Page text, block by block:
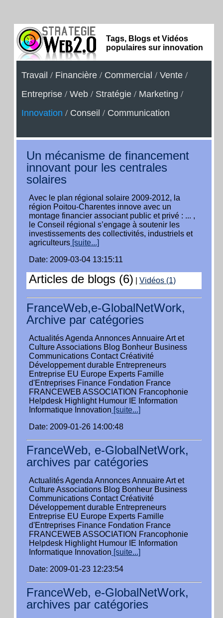
Tags, Blogs et Vidéos
populaires sur innovation
Travail / Financière / Commercial / Vente /
Entreprise / Web / Stratégie / Marketing /
Innovation / Conseil / Communication
Un mécanisme de financement
innovant pour les centrales
solaires
Avec le plan régional solaire 2009-2012, la
région Poitou-Charentes innove avec un
montage financier associant public et privé : ... ,
le Conseil régional s’engage à soutenir les
investissements des collectivités, industriels et
agriculteurs [suite...]
Date: 2009-03-04 13:15:11
Articles de blogs (6) Vidéos (1)
FranceWeb,e-GlobalNetWork,
Archive par catégories
Actualités Agenda Annonces Annuaire Art et
Culture Associations Blog Bonheur Business
Communications Contact Créativité
Développement durable Entrepreneurs
Entreprise EU Europe Experts Famille
d'Entreprises Finance Fondation France
FRANCEWEB ASSOCIATION Francophonie
Helpdesk Highlight Humour IE Information
Informatique Innovation [suite...]
Date: 2009-01-26 14:00:48
FranceWeb, e-GlobalNetWork,
archives par catégories
Actualités Agenda Annonces Annuaire Art et
Culture Associations Blog Bonheur Business
Communications Contact Créativité
Développement durable Entrepreneurs
Entreprise EU Europe Experts Famille
d'Entreprises Finance Fondation France
FRANCEWEB ASSOCIATION Francophonie
Helpdesk Highlight Humour IE Information
Informatique Innovation [suite...]
Date: 2009-01-23 12:23:54
FranceWeb, e-GlobalNetWork,
archives par catégories